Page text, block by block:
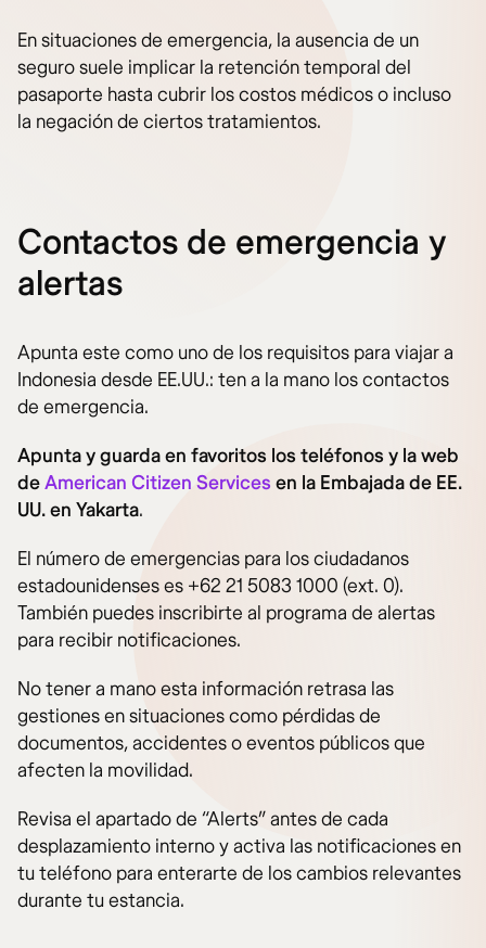
En situaciones de emergencia, la ausencia de un
seguro suele implicar la retención temporal del
pasaporte hasta cubrir los costos médicos o incluso
la negación de ciertos tratamientos.
Contactos de emergencia y
alertas
Apunta este como uno de los requisitos para viajar a
Indonesia desde EE.UU.: ten a la mano los contactos
de emergencia.
Apunta y guarda en favoritos los teléfonos y la web
deAmerican Citizen Services en la Embajada de EE.
UU. en Yakarta.
El número de emergencias para los ciudadanos
estadounidenses es +62 21 5083 1000 (ext. 0).
También puedes inscribirte al programa de alertas
para recibir notificaciones.
No tener a mano esta información retrasa las
gestiones en situaciones como pérdidas de
documentos, accidentes o eventos públicos que
afecten la movilidad.
Revisa el apartado de “Alerts” antes de cada
desplazamiento interno y activa las notificaciones en
tu teléfono para enterarte de los cambios relevantes
durante tu estancia.